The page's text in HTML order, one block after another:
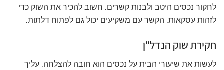
לחקור נכסים היטב ולבנות קשרים. חשוב להכיר את השוק כדי
לזהות עסקאות. הקשר עם משקיעים יכול גם לפתוח דלתות.
חקירת שוק הנדל"ן
לעשות את שיעורי הבית על נכסים הוא חובה להצלחה. עליך